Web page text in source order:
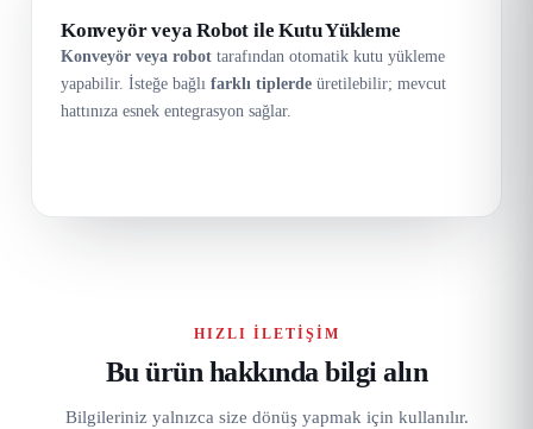
Konveyör veya Robot ile Kutu Yükleme
Konveyör veya robot tarafından otomatik kutu yükleme
yapabilir. İsteğe bağlı farklı tiplerde üretilebilir; mevcut
hattınıza esnek entegrasyon sağlar.
HIZLI İLETIŞIM
Bu ürün hakkında bilgi alın
Bilgileriniz yalnızca size dönüş yapmak için kullanılır.